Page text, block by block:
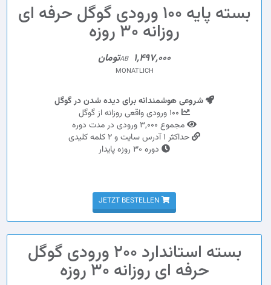
بسته پایه 100 ورودی گوگل حرفه ای
روزانه 30 روزه
AB 1,497,000تومان
MONATLICH
شروعی هوشمندانه برای دیده شدن در گوگل
مجموع 3,000 ورودی در مدت دوره
حداکثر 1 آدرس سایت و 2 کلمه کلیدی
دوره 30 روزه پایدار
JETZT BESTELLEN
بسته استاندارد 200 ورودی گوگل
حرفه ای روزانه 30 روزه